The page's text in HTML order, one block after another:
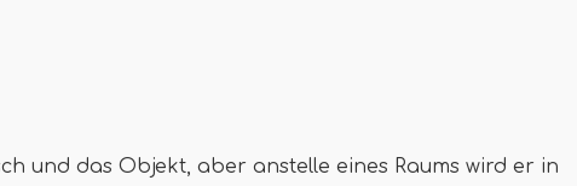
und das Objekt, aber anstelle eines Raums wird er in